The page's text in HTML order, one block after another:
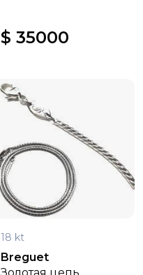
$ 35000
18 kt
Breguet